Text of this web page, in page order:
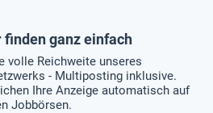
ganz einfach
volle Reichweite unseres
- Multiposting inklusive.
Ihre Anzeige automatisch auf
Jobbörsen.